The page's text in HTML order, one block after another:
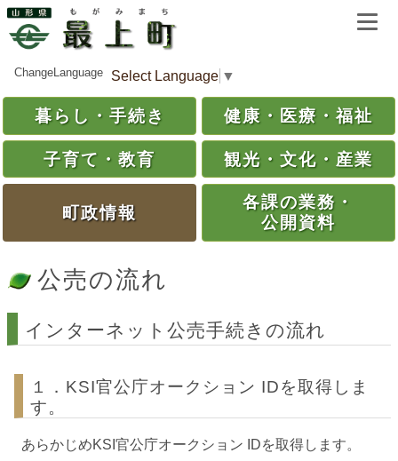
ChangeLanguage Select Language ▼
暮らし・ 手続き 健康・ 医療・福祉
子育て・ 教育 観光・ 文化・ 産業
町政情報
各課の業務・
公開資料
公売の流れ
インターネット公売手続きの流れ
１．KSI官公庁オークション IDを取得しま
す。
あらかじめKSI官公庁オークション IDを取得します。